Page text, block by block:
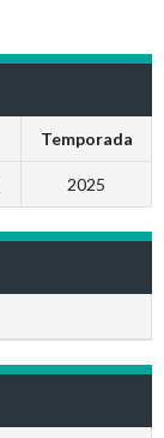
Temporada
2025